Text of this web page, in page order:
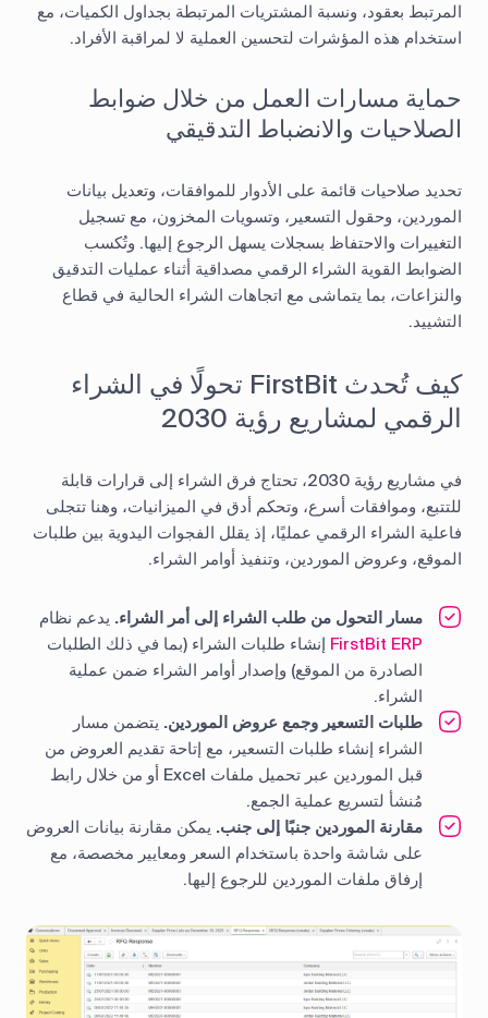
المرتبط بعقود، ونسبة المشتريات المرتبطة بجداول الكميات، مع
استخدام هذه المؤشرات لتحسين العملية لا لمراقبة الأفراد.
حماية مسارات العمل من خلال ضوابط
الصلاحيات والانضباط التدقيقي
تحديد صلاحيات قائمة على الأدوار للموافقات، وتعديل بيانات
الموردين، وحقول التسعير، وتسويات المخزون، مع تسجيل
التغييرات والاحتفاظ بسجلات يسهل الرجوع إليها. وتُكسب
الضوابط القوية الشراء الرقمي مصداقية أثناء عمليات التدقيق
والنزاعات، بما يتماشى مع اتجاهات الشراء الحالية في قطاع
التشييد.
كيف تُحدث FirstBit تحولًا في الشراء
الرقمي لمشاريع رؤية 2030
في مشاريع رؤية 2030، تحتاج فرق الشراء إلى قرارات قابلة
للتتبع، وموافقات أسرع، وتحكم أدق في الميزانيات، وهنا تتجلى
فاعلية الشراء الرقمي عمليًا، إذ يقلل الفجوات اليدوية بين طلبات
الموقع، وعروض الموردين، وتنفيذ أوامر الشراء.
مسار التحول من طلب الشراء إلى أمر الشراء. يدعم نظام
FirstBit ERP إنشاء طلبات الشراء (بما في ذلك الطلبات
الصادرة من الموقع) وإصدار أوامر الشراء ضمن عملية
الشراء.
طلبات التسعير وجمع عروض الموردين. يتضمن مسار
الشراء إنشاء طلبات التسعير، مع إتاحة تقديم العروض من
قبل الموردين عبر تحميل ملفات Excel أو من خلال رابط
مُنشأ لتسريع عملية الجمع.
مقارنة الموردين جنبًا إلى جنب. يمكن مقارنة بيانات العروض
على شاشة واحدة باستخدام السعر ومعايير مخصصة، مع
إرفاق ملفات الموردين للرجوع إليها.